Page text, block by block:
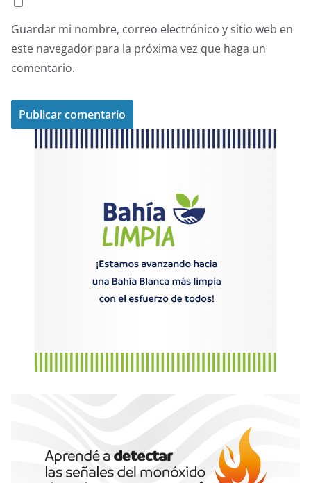
Guardar mi nombre, correo electrónico y sitio web en
este navegador para la próxima vez que haga un
comentario.